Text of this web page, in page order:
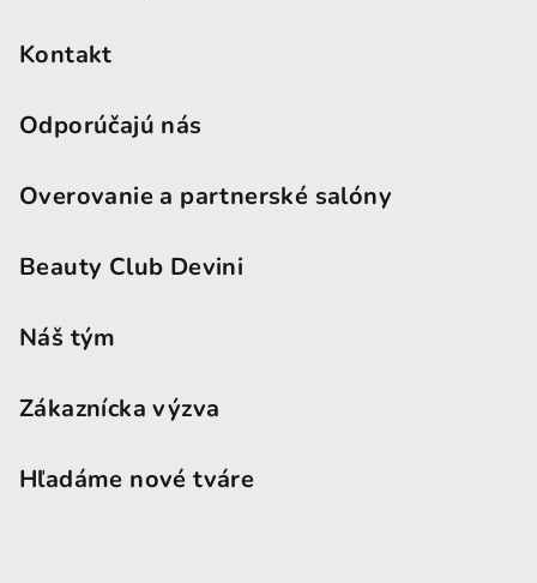
Kontakt
Odporúčajú nás
Overovanie a partnerské salóny
Beauty Club Devini
Náš tým
Zákaznícka výzva
Hľadáme nové tváre